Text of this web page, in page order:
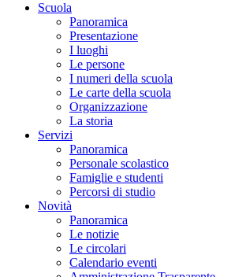
Scuola
Panoramica
Presentazione
I luoghi
Le persone
I numeri della scuola
Le carte della scuola
Organizzazione
La storia
Servizi
Panoramica
Personale scolastico
Famiglie e studenti
Percorsi di studio
Novità
Panoramica
Le notizie
Le circolari
Calendario eventi